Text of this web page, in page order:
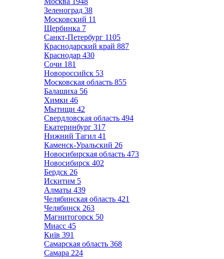
Зеленоград 38
Московский 11
Щербинка 7
Санкт-Петербург 1105
Краснодарский край 887
Краснодар 430
Сочи 181
Новороссийск 53
Московская область 855
Балашиха 56
Химки 46
Мытищи 42
Свердловская область 494
Екатеринбург 317
Нижний Тагил 41
Каменск-Уральский 26
Новосибирская область 473
Новосибирск 402
Бердск 26
Искитим 5
Алматы 439
Челябинская область 421
Челябинск 263
Магнитогорск 50
Миасс 45
Київ 391
Самарская область 368
Самара 224